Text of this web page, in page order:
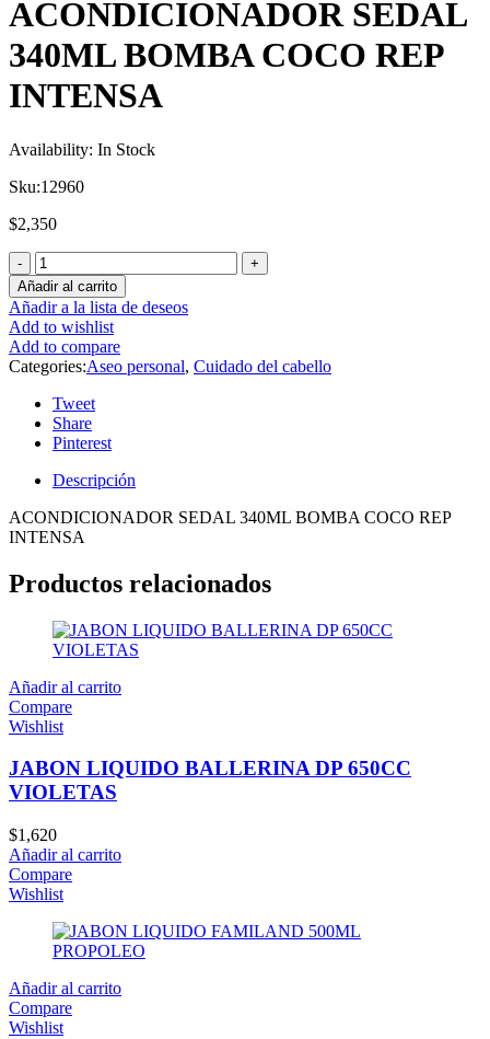
ACONDICIONADOR SEDAL
340ML BOMBA COCO REP
INTENSA
Availability: In Stock
Sku:12960
$2,350
Añadir al carrito
Añadir a la lista de deseos
Add to wishlist
Add to compare
Categories:Aseo personal, Cuidado del cabello
Tweet
Share
Pinterest
Descripción
ACONDICIONADOR SEDAL 340ML BOMBA COCO REP
INTENSA
Productos relacionados
Añadir al carrito
Compare
Wishlist
JABON LIQUIDO BALLERINA DP 650CC
VIOLETAS
$1,620
Añadir al carrito
Compare
Wishlist
Añadir al carrito
Compare
Wishlist